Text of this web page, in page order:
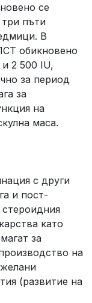
се
пъти
В
обикновено
2 500 IU,
за период
за
на
маса.
с други
и пост-
като
за
на
(развитие на